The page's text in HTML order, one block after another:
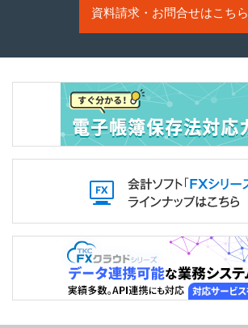
資料請求・お問合せはこちら